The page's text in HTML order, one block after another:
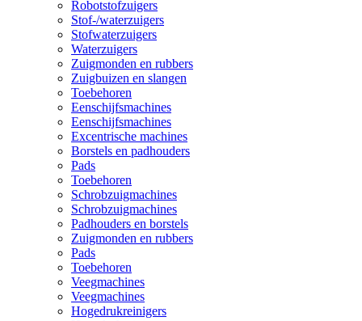
Robotstofzuigers
Stof-/waterzuigers
Stofwaterzuigers
Waterzuigers
Zuigmonden en rubbers
Zuigbuizen en slangen
Toebehoren
Eenschijfsmachines
Eenschijfsmachines
Excentrische machines
Borstels en padhouders
Pads
Toebehoren
Schrobzuigmachines
Schrobzuigmachines
Padhouders en borstels
Zuigmonden en rubbers
Pads
Toebehoren
Veegmachines
Veegmachines
Hogedrukreinigers